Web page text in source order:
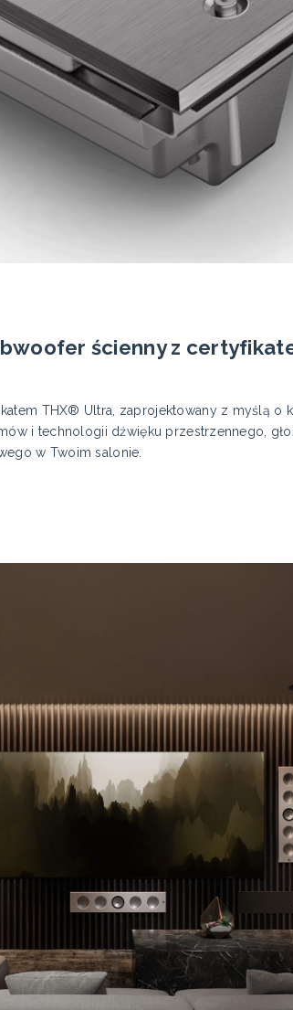
ścienny z
THX® Ultra, zaprojektowany z myślą o
i technologii dźwięku przestrzennego,
w Twoim salonie.